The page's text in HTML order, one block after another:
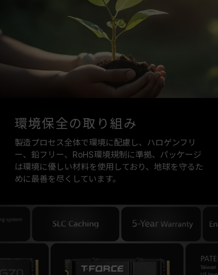
環境保全の取り組み
製造プロセス全体で環境に配慮し、ハロゲンフリ
ー、鉛フリー、RoHS環境規制に準拠、パッケージ
は環境に優しい材料を使用しており、地球を守るた
めに最善を尽くしています。